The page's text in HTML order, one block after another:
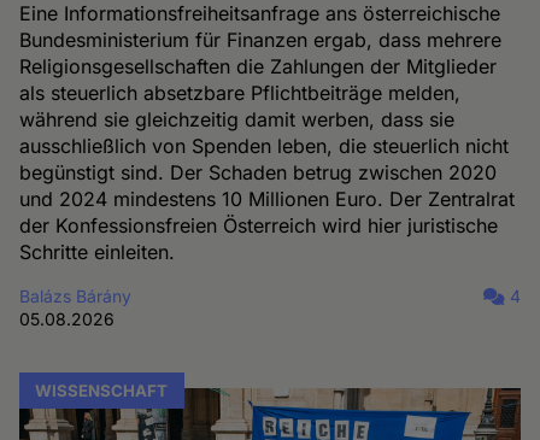
Eine Informationsfreiheitsanfrage ans österreichische
Bundesministerium für Finanzen ergab, dass mehrere
Religionsgesellschaften die Zahlungen der Mitglieder
als steuerlich absetzbare Pflichtbeiträge melden,
während sie gleichzeitig damit werben, dass sie
ausschließlich von Spenden leben, die steuerlich nicht
begünstigt sind. Der Schaden betrug zwischen 2020
und 2024 mindestens 10 Millionen Euro. Der Zentralrat
der Konfessionsfreien Österreich wird hier juristische
Schritte einleiten.
Balázs Bárány
05.08.2026
4
WISSENSCHAFT